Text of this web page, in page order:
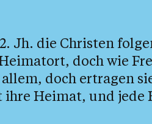
Jh. die Christen
doch wie
doch ertragen
ihre Heimat, und